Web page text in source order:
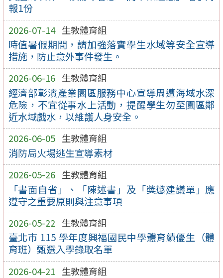
報1份
2026-07-14 生教體育組
時值暑假期間，請加強落實學生水域等安全宣導
措施，防止意外事件發生。
2026-06-16 生教體育組
經濟部彰濱產業園區服務中心宣導周遭海域水深
危險，不宜從事水上活動，提醒學生勿至園區鄰
近水域戲水，以維護人身安全。
2026-06-05 生教體育組
消防局火場逃生宣導素材
2026-05-26 生教體育組
「書面自省」、「陳述書」及「獎懲建議單」應
遵守之重要原則與注意事項
2026-05-22 生教體育組
臺北市 115 學年度興福國民中學體育績優生（體
育班）甄選入學錄取名單
2026-04-21 生教體育組